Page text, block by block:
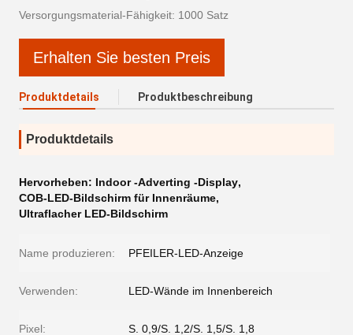
Versorgungsmaterial-Fähigkeit: 1000 Satz
Erhalten Sie besten Preis
Produktdetails Produktbeschreibung
Produktdetails
Hervorheben: Indoor -Adverting -Display,
COB-LED-Bildschirm für Innenräume,
Ultraflacher LED-Bildschirm
Name produzieren: PFEILER-LED-Anzeige
Verwenden: LED-Wände im Innenbereich
Pixel: S. 0,9/S. 1,2/S. 1,5/S. 1,8